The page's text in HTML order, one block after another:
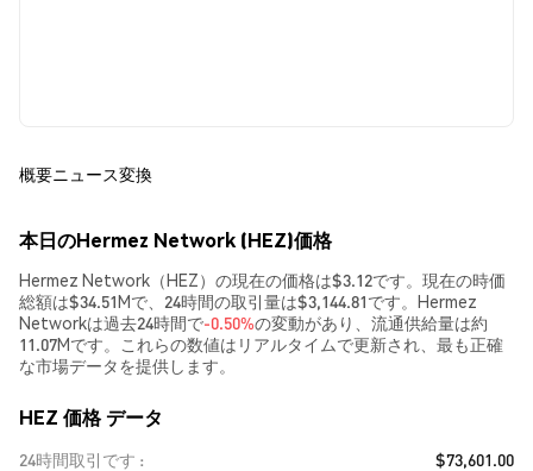
概要ニュース変換
本日のHermez Network (HEZ)価格
Hermez Network（HEZ）の現在の価格は$3.12です。現在の時価
総額は$34.51Mで、24時間の取引量は$3,144.81です。Hermez
Networkは過去24時間で-0.50%の変動があり、流通供給量は約
11.07Mです。これらの数値はリアルタイムで更新され、最も正確
な市場データを提供します。
HEZ 価格 データ
24時間取引です
$73,601.00